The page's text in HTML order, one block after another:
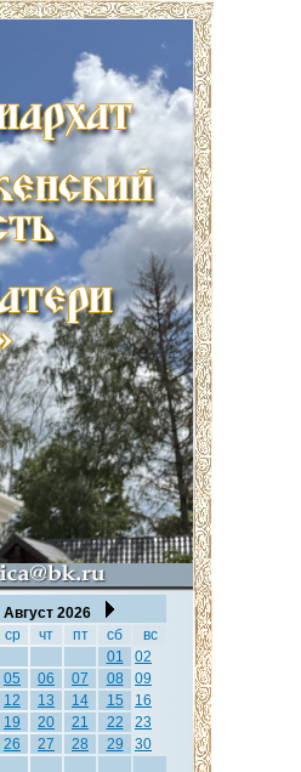
Август 2026
ср чт пт сб
вс
01
02
05 06 07 08
09
12 13 14 15
16
19 20 21 22
23
26 27 28 29
30